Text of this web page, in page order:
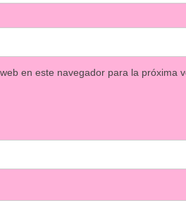
en este navegador para la próxima